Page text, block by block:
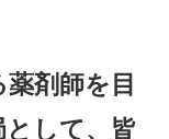
剤師を目
して、皆